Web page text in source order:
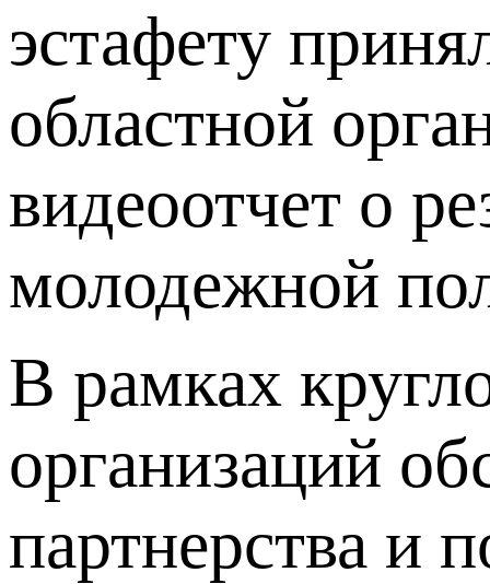
эстафету
областной
видеоотчет о
молодежной
В рамках
организаций
партнерства и